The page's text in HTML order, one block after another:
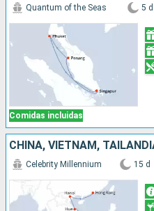
Comidas incluidas
Quantum of the Seas 5 d
CHINA, VIETNAM,
Celebrity Millennium 15 d